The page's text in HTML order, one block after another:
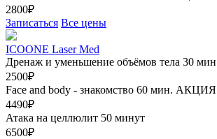
2800₽
Записаться Все цены
ICOONE Laser Med
Дренаж и уменьшение объёмов тела 30 мин
2500₽
Face and body - знакомство 60 мин. АКЦИЯ
4490₽
Атака на целлюлит 50 минут
6500₽